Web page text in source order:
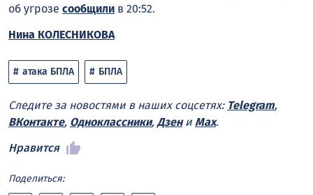
об угрозе сообщили в 20:52.
Нина КОЛЕСНИКОВА
атака БПЛА БПЛА
Следите за новостями в наших соцсетях: Telegram,
ВКонтакте, Одноклассники, Дзени Max.
Нравится
Поделиться: